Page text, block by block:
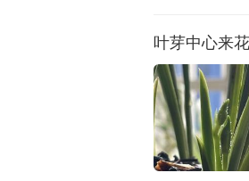
叶芽中心来